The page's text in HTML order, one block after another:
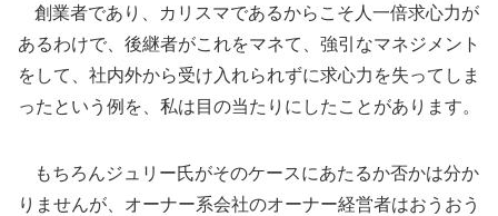
創業者であり、カリスマであるからこそ人一倍求心力が
あるわけで、後継者がこれをマネて、強引なマネジメント
をして、社内外から受け入れられずに求心力を失ってしま
ったという例を、私は目の当たりにしたことがあります。
もちろんジュリー氏がそのケースにあたるか否かは分か
りませんが、オーナー系会社のオーナー経営者はおうおう